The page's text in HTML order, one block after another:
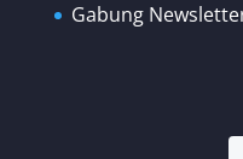
Gabung